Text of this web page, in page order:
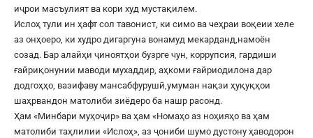
иҷрои масъулият ва кори худ мустақилем.
Ислоҳ тули ин ҳафт сол тавонист, ки симо ва чеҳраи воқеии хеле
аз онҳоеро, ки худро дигаргуна вонамуд мекарданд,намоён
созад. Бар алайҳи ҷиноятҳои бузрге чун, коррупсия, гардиши
ғайриқонунии маводи мухаддир, аҳкоми ғайриодилона дар
додгоҳҳо, вазифаву мансабфурушӣ,умуман нақзи ҳуқуқҳои
шаҳрвандон матолиби зиёдеро ба нашр расонд.
Ҳам «Минбари муҳоҷир» ва ҳам «Номаҳо аз ноҳияҳо ва ҳам
матолиби таҳлилии «Ислоҳ», аз ҷониби шумо дустону ҳаводорон